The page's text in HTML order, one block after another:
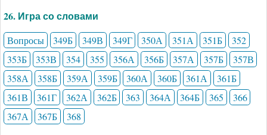
26. Игра со словами
Вопросы 349Б 349В 349Г 350А 351А 351Б
352
353Б
353В 354 355 356А 356Б 357А 357Б
357В
358А
358Б 359А 359Б 360А 360Б 361А
361Б
361В
361Г 362А 362Б 363 364А 364Б 365
366
367А
367Б 368